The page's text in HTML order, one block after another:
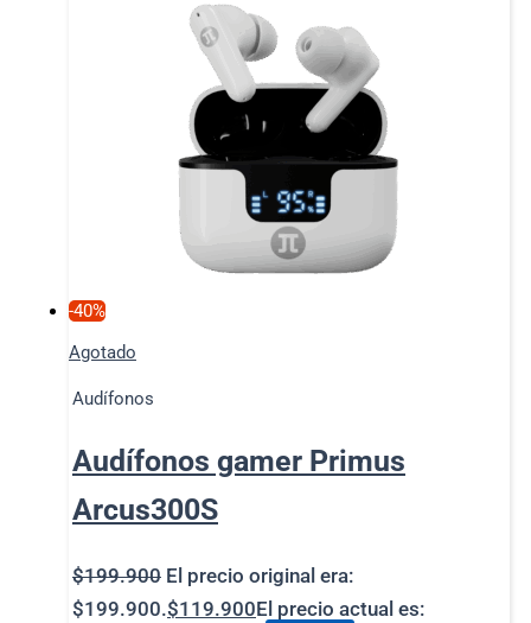
-40%
Agotado
Audífonos
Audífonos gamer Primus
Arcus300S
$199.900 El precio original era:
$199.900.$119.900El precio actual es: